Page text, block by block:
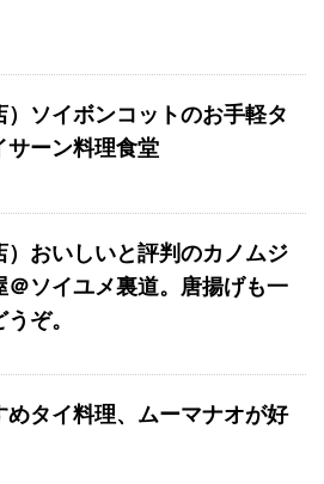
）ソイボンコットのお手軽タ
サーン料理食堂
）おいしいと評判のカノムジ
＠ソイユメ裏道。唐揚げも一
ぞ。
めタイ料理、ムーマナオが好